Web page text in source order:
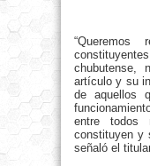
chubutense,
artículo y su
de aquellos
entre todos
constituyen y
señaló el